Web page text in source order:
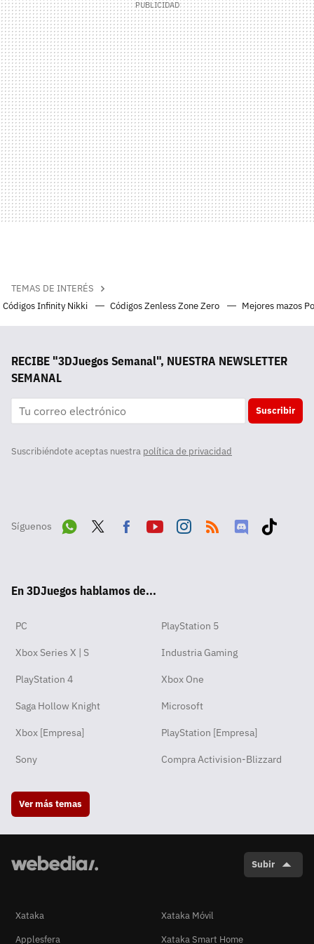
TEMAS DE INTERÉS
Códigos Infinity Nikki
Códigos Zenless Zone Zero Mejores mazos
RECIBE "3DJuegos Semanal", NUESTRA NEWSLETTER
SEMANAL
Suscribir
Suscribiéndote aceptas nuestra política de privacidad
Síguenos
pp
ok
En 3DJuegos hablamos de...
PC PlayStation 5
Xbox Series X | S Industria Gaming
PlayStation 4 Xbox One
Saga Hollow Knight Microsoft
Xbox [Empresa] PlayStation [Empresa]
Sony Compra Activision-Blizzard
Ver más temas
Subir
Xataka
Xataka Móvil
Applesfera
Xataka Smart Home